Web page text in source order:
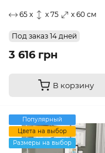
65 x x 75 x 60 см
Под заказ 14 дней
3 616 грн
В корзину
Популярный
Цвета на выбор
Размеры на выбор